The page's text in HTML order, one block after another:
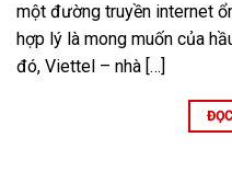
một đường truyền internet
hợp lý là mong muốn của
đó, Viettel – nhà […]